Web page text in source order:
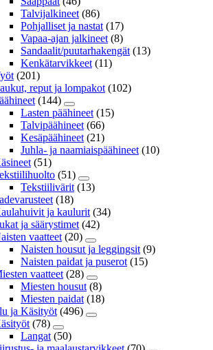
Talvijalkineet (86)
Pohjalliset ja nastat (17)
Vapaa-ajan jalkineet (8)
Sandaalit/puutarhakengät (13)
Kenkätarvikkeet (11)
(201)
reput ja lompakot (102)
(144)
Lasten päähineet (15)
Talvipäähineet (66)
Kesäpäähineet (21)
Juhla- ja naamiaispäähineet (10)
(51)
(51)
Tekstiilivärit (13)
(18)
ja kaulurit (34)
ja säärystimet (42)
vaatteet (20)
Naisten housut ja leggingsit (9)
Naisten paidat ja puserot (15)
vaatteet (28)
Miesten housut (8)
Miesten paidat (18)
ja Käsityöt (496)
(78)
Langat (50)